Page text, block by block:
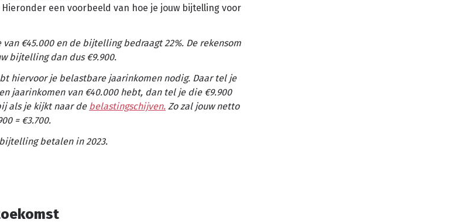
een voorbeeld van hoe je jouw bijtelling voor
€45.000 en de bijtelling bedraagt 22%. De rekensom
bijtelling dan dus €9.900.
hiervoor je belastbare jaarinkomen nodig. Daar tel je
jaarinkomen van €40.000 hebt, dan tel je die €9.900
als je kijkt naar de belastingschijven. Zo zal jouw netto
= €3.700.
betalen in 2023.